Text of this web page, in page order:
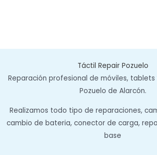
Táctil Repair Pozuelo
Reparación profesional de móviles,
Pozuelo de Alarcón.
Realizamos todo tipo de reparaciones,
cambio de bateria, conector de carga,
base